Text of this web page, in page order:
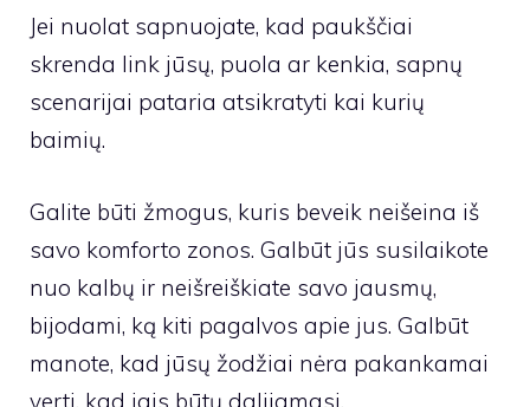
Jei nuolat sapnuojate, kad paukščiai
skrenda link jūsų, puola ar kenkia, sapnų
scenarijai pataria atsikratyti kai kurių
baimių.
Galite būti žmogus, kuris beveik neišeina iš
savo komforto zonos. Galbūt jūs susilaikote
nuo kalbų ir neišreiškiate savo jausmų,
bijodami, ką kiti pagalvos apie jus. Galbūt
manote, kad jūsų žodžiai nėra pakankamai
verti, kad jais būtų dalijamasi.